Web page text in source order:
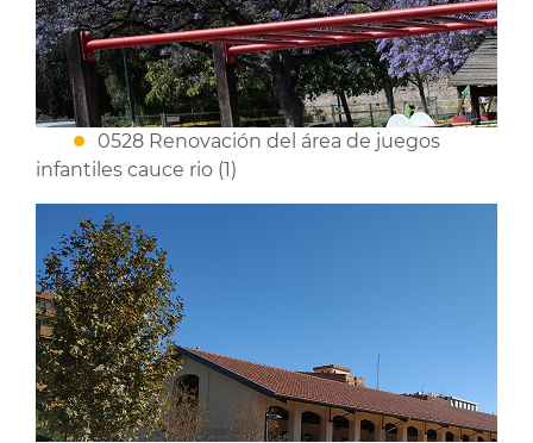
0528 Renovación del área de juegos
infantiles cauce rio (1)